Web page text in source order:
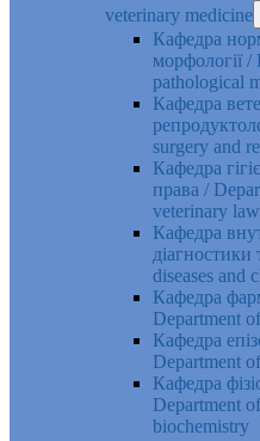
veterinary medicine
Кафедра
морфології
pathological
Кафедра
surgery and
Кафедра
права /
veterinary law
Кафедра
diseases and
Кафедра
Department
Кафедра
Department
Кафедра
Department
biochemistry